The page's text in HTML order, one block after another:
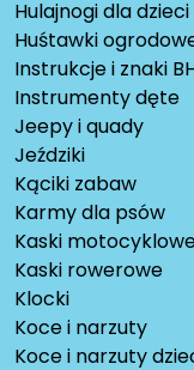
Hulajnogi dla dzieci
Huśtawki
Instrukcje i znaki
Instrumenty dęte
Jeepy i quady
Jeździki
Kąciki zabaw
Karmy dla psów
Kaski
Kaski rowerowe
Klocki
Koce i narzuty
Koce i narzuty